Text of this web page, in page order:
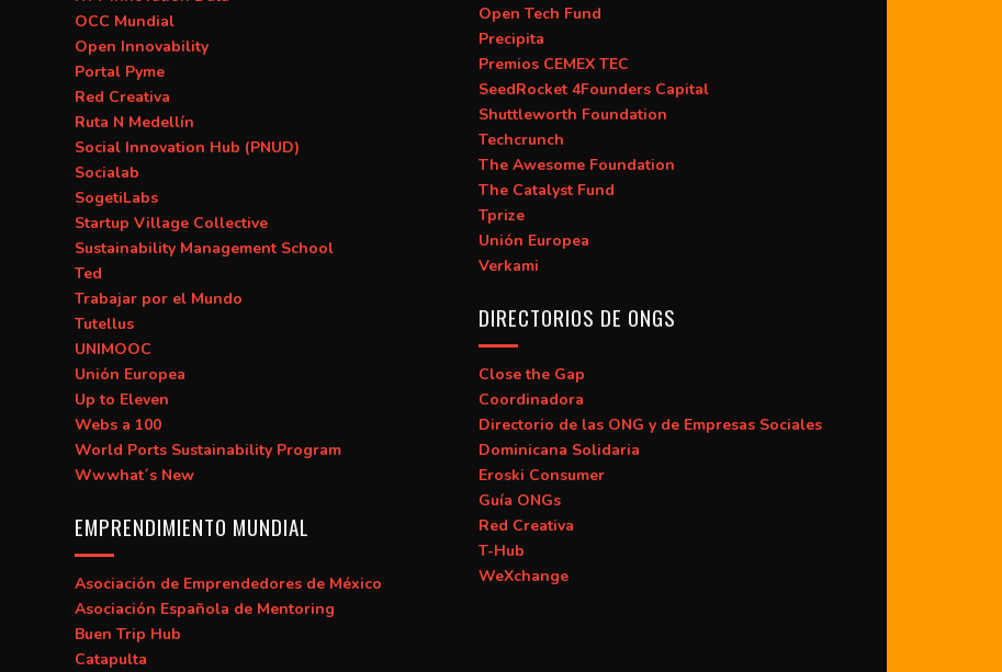
OCC Mundial
Open Innovability
Portal Pyme
Red Creativa
Ruta N Medellín
Social Innovation Hub (PNUD)
Socialab
SogetiLabs
Startup Village Collective
Sustainability Management School
Ted
Trabajar por el Mundo
Tutellus
UNIMOOC
Unión Europea
Up to Eleven
Webs a 100
World Ports Sustainability Program
Wwwhat´s New
EMPRENDIMIENTO MUNDIAL
Asociación de Emprendedores de México
Asociación Española de Mentoring
Buen Trip Hub
Catapulta
Open Tech Fund
Precipita
Premios CEMEX TEC
SeedRocket 4Founders Capital
Shuttleworth Foundation
Techcrunch
The Awesome Foundation
The Catalyst Fund
Tprize
Unión Europea
Verkami
DIRECTORIOS DE ONGS
Close the Gap
Coordinadora
Directorio de las ONG y de Empresas Sociales
Dominicana Solidaria
Eroski Consumer
Guía ONGs
Red Creativa
T-Hub
WeXchange